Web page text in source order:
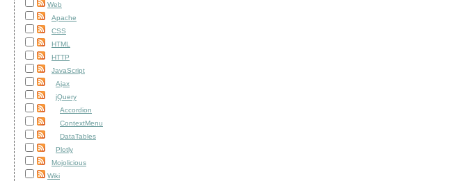
Web
Apache
CSS
HTML
HTTP
JavaScript
Ajax
jQuery
Accordion
ContextMenu
DataTables
Plotly
Mojolicious
Wiki